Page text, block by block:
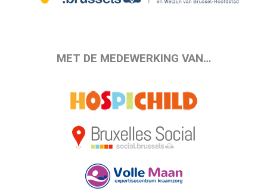
MET DE MEDEWERKING VAN…